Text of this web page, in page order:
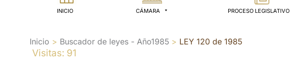
INICIO CÁMARA PROCESO LEGISLATIVO
Inicio Buscador de leyes - Año1985 LEY 120 de 1985
Visitas: 91